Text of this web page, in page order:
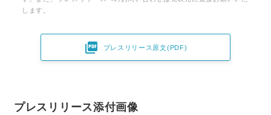
します。
 プレスリリース原文(PDF)
プレスリリース添付画像